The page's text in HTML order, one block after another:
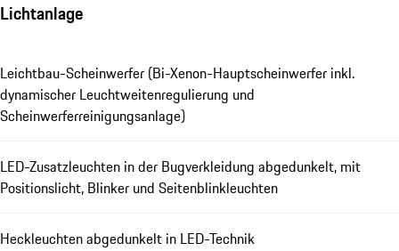
Lichtanlage
Leichtbau-Scheinwerfer (Bi-Xenon-Hauptscheinwerfer inkl.
dynamischer Leuchtweitenregulierung und
Scheinwerferreinigungsanlage)
LED-Zusatzleuchten in der Bugverkleidung abgedunkelt, mit
Positionslicht, Blinker und Seitenblinkleuchten
Heckleuchten abgedunkelt in LED-Technik